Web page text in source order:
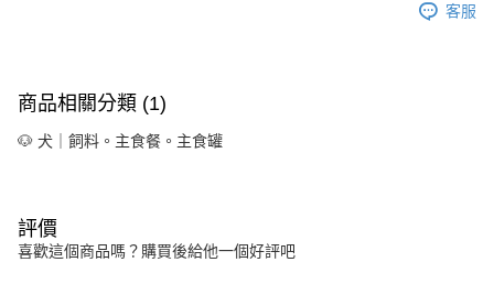
客服
商品相關分類 (1)
🐶 犬｜飼料。主食餐。主食罐
評價
喜歡這個商品嗎？購買後給他一個好評吧